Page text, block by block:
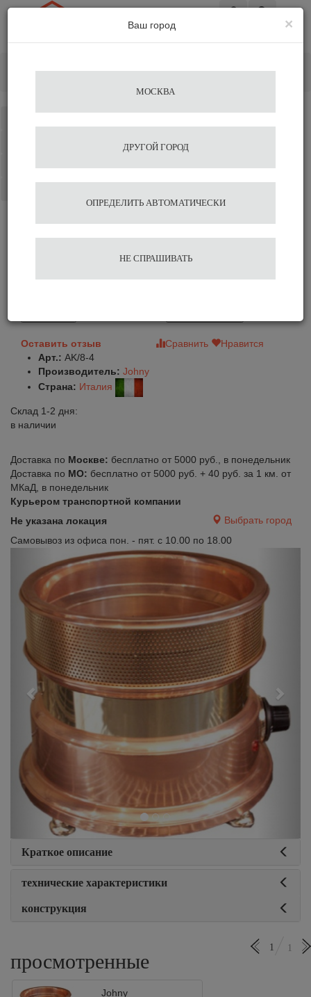
Аппарат Кофе на песке
Johny АК/8-4
Оставить отзыв Сравнить
Нравится
Арт.: AK/8-4
Производитель: Johny
Страна: Италия
Склад 1-2 дня:
в наличии
Доставка по Москве: бесплатно от 5000 руб., в понедельник
Доставка по МО: бесплатно от 5000 руб. + 40 руб. за 1 км. от
МКаД, в понедельник
Курьером транспортной компании
Не указана локация
Выбрать город
Самовывоз из офиса пон. - пят. с 10.00 по 18.00
Previous
Краткое описание
технические характеристики
конструкция
просмотренные
1 1
Johny
×
Ваш город
МОСКВА
ДРУГОЙ ГОРОД
ОПРЕДЕЛИТЬ АВТОМАТИЧЕСКИ
НЕ СПРАШИВАТЬ